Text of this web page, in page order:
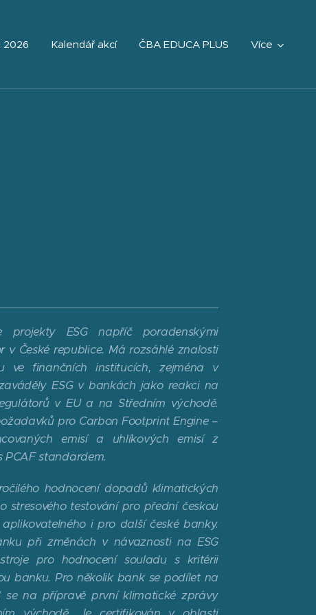
2026 Kalendář akcí ČBA EDUCA PLUS Více
projekty ESG napříč poradenskými
v České republice. Má rozsáhlé znalosti
ve finančních institucích, zejména v
ESG v bankách jako reakci na
v EU a na Středním východě.
pro Carbon Footprint Engine –
emisí a uhlíkových emisí z
standardem.
hodnocení dopadů klimatických
stresového testování pro přední českou
i pro další české banky.
při změnách v návaznosti na ESG
pro hodnocení souladu s kritérii
banku. Pro několik bank se podílet na
se na přípravě první klimatické zprávy